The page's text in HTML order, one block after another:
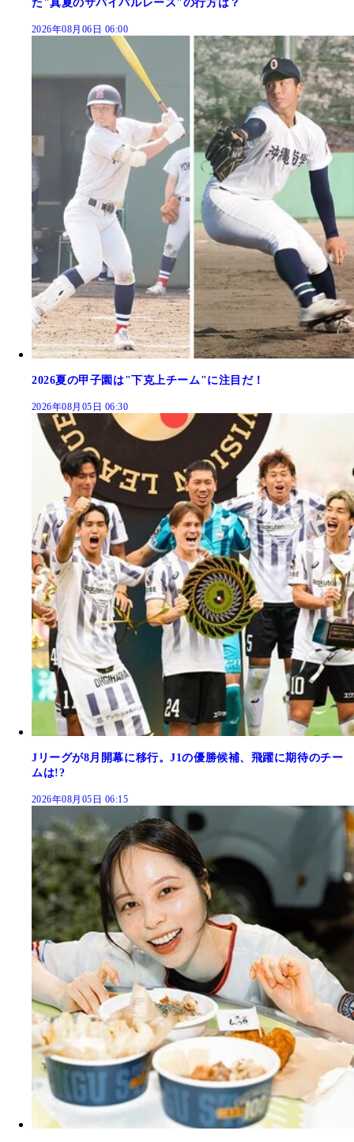
た"真夏のサバイバルレース"の行方は？
2026年08月06日 06:00
2026夏の甲子園は"下克上チーム"に注目だ！
2026年08月05日 06:30
Jリーグが8月開幕に移行。J1の優勝候補、飛躍に期待のチー
ムは!?
2026年08月05日 06:15